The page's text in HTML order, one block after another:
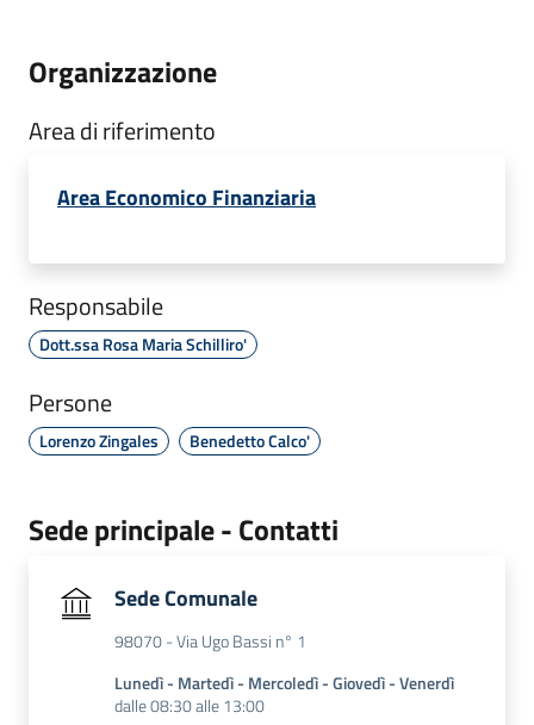
Organizzazione
Area di riferimento
Area Economico Finanziaria
Responsabile
Dott.ssa Rosa Maria Schilliro'
Persone
Lorenzo Zingales Benedetto Calco'
Sede principale - Contatti
Sede Comunale
98070 - Via Ugo Bassi n° 1
Lunedì - Martedì - Mercoledì - Giovedì - Venerdì
dalle 08:30 alle 13:00